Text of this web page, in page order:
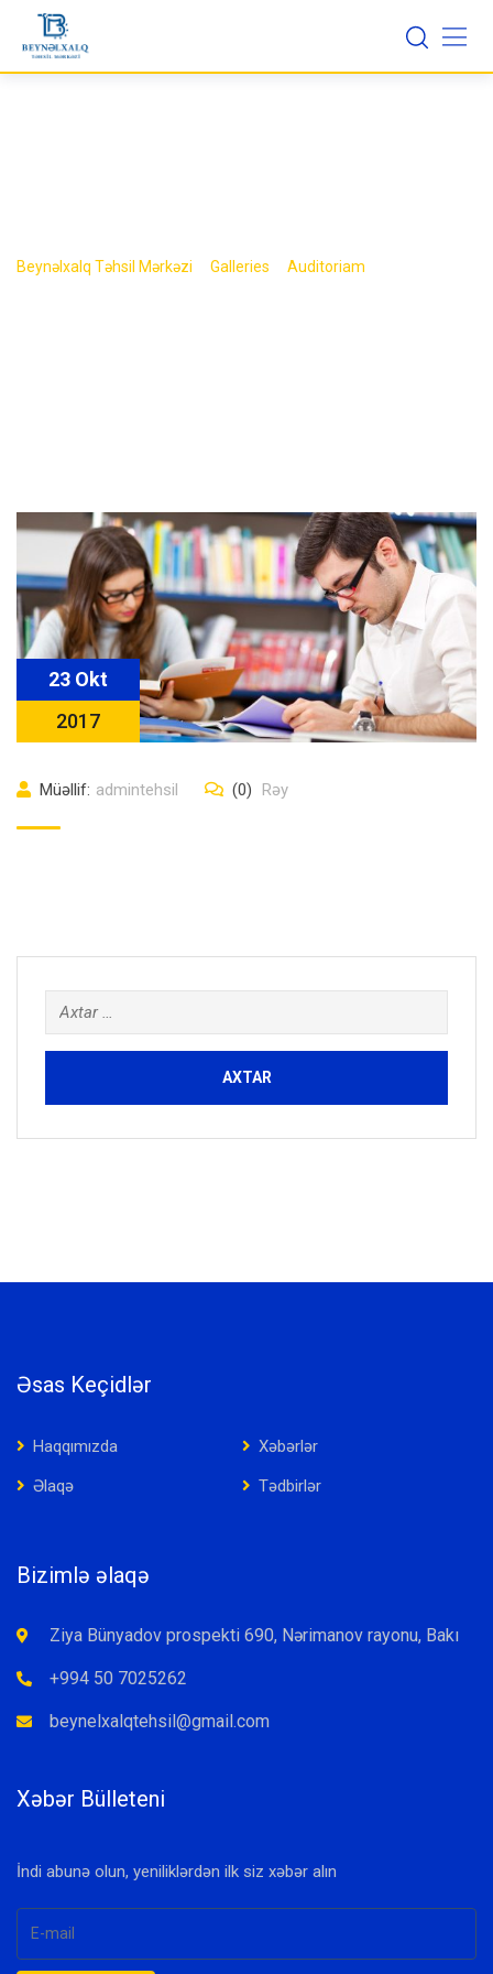
content
Beynəlxalq Təhsil Mərkəzi Galleries Auditoriam
23 Okt
2017
Müəllif: admintehsil (0) Rəy
Axtarış:
Əsas Keçidlər
Haqqımızda
Xəbərlər
Əlaqə
Tədbirlər
Bizimlə əlaqə
Ziya Bünyadov prospekti 690, Nərimanov rayonu, Bakı
+994 50 7025262
beynelxalqtehsil@gmail.com
Xəbər Bülleteni
İndi abunə olun, yeniliklərdən ilk siz xəbər alın